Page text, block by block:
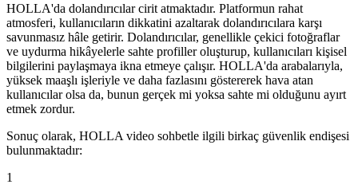
HOLLA'da dolandırıcılar cirit atmaktadır. Platformun rahat
atmosferi, kullanıcıların dikkatini azaltarak dolandırıcılara karşı
savunmasız hâle getirir. Dolandırıcılar, genellikle çekici fotoğraflar
ve uydurma hikâyelerle sahte profiller oluşturup, kullanıcıları kişisel
bilgilerini paylaşmaya ikna etmeye çalışır. HOLLA'da arabalarıyla,
yüksek maaşlı işleriyle ve daha fazlasını göstererek hava atan
kullanıcılar olsa da, bunun gerçek mi yoksa sahte mi olduğunu ayırt
etmek zordur.
Sonuç olarak, HOLLA video sohbetle ilgili birkaç güvenlik endişesi
bulunmaktadır:
1